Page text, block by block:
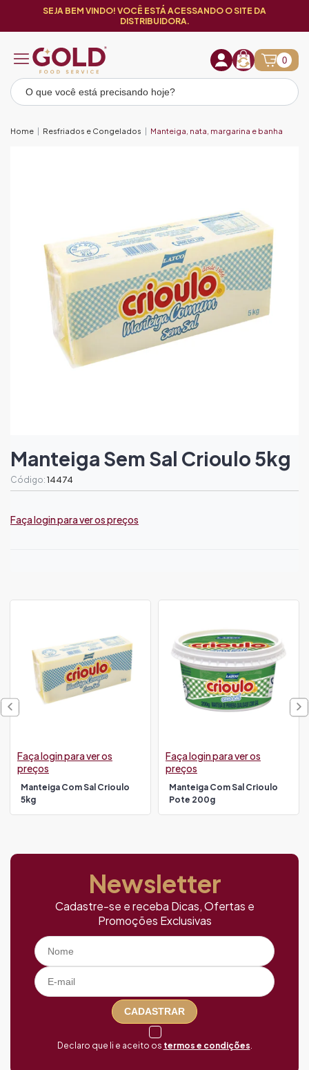
SEJA BEM VINDO! VOCÊ ESTÁ ACESSANDO O SITE DA
DISTRIBUIDORA.
0
Home Resfriados e Congelados Manteiga, nata, margarina e banha
Manteiga Sem Sal Crioulo 5kg
Código: 14474
Faça login para ver os preços
Manteiga Com Sal Crioulo
5kg
Faça login para ver os
preços
Manteiga Com Sal Crioulo
Pote 200g
Faça login para ver os
preços
Newsletter
Cadastre-se e receba Dicas, Ofertas e
Promoções Exclusivas
CADASTRAR
Declaro que li e aceito os termos e condições